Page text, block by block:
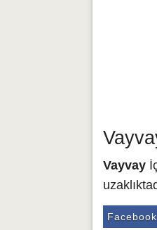
Vayvay
Facebook